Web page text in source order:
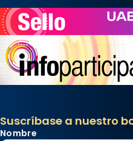
Suscríbase a nuestro
Nombre